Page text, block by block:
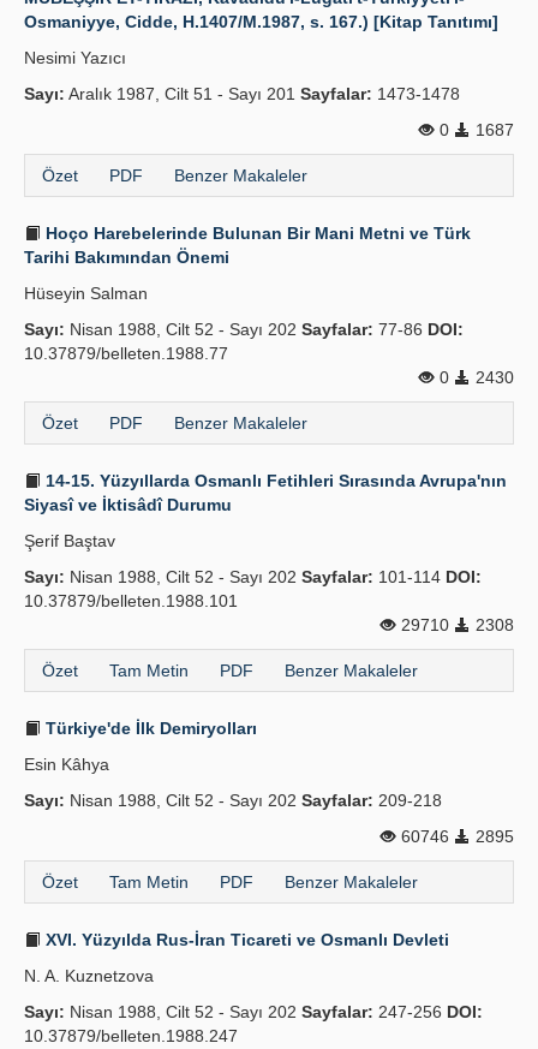
Osmaniyye, Cidde, H.1407/M.1987, s. 167.) [Kitap Tanıtımı]
Nesimi Yazıcı
Sayı: Aralık 1987, Cilt 51 - Sayı 201 Sayfalar: 1473-1478
0
1687
Özet PDF Benzer Makaleler
Hoço Harebelerinde Bulunan Bir Mani Metni ve Türk
Tarihi Bakımından Önemi
Hüseyin Salman
Sayı: Nisan 1988, Cilt 52 - Sayı 202 Sayfalar: 77-86 DOI:
10.37879/belleten.1988.77
0
2430
Özet PDF Benzer Makaleler
14-15. Yüzyıllarda Osmanlı Fetihleri Sırasında Avrupa'nın
Siyasî ve İktisâdî Durumu
Şerif Baştav
Sayı: Nisan 1988, Cilt 52 - Sayı 202 Sayfalar: 101-114 DOI:
10.37879/belleten.1988.101
29710
2308
Özet Tam Metin PDF Benzer Makaleler
Türkiye'de İlk Demiryolları
Esin Kâhya
Sayı: Nisan 1988, Cilt 52 - Sayı 202 Sayfalar: 209-218
60746
2895
Özet Tam Metin PDF Benzer Makaleler
XVI. Yüzyılda Rus-İran Ticareti ve Osmanlı Devleti
N. A. Kuznetzova
Sayı: Nisan 1988, Cilt 52 - Sayı 202 Sayfalar: 247-256 DOI:
10.37879/belleten.1988.247